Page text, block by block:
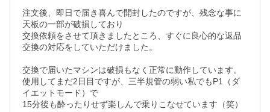
注文後、即日で届き喜んで開封したのですが、残念な事に
天板の一部が破損しており
交換依頼をさせて頂きましたところ、すぐに良心的な返品
交換の対応をしていただけました。
交換で届いたマシンは破損もなく正常に動作しています。
使用してまだ2日目ですが、三半規管の弱い私でもP1（ダ
イエットモード）で
15分後も酔ったりせず楽しんで乗りこなせています（笑）